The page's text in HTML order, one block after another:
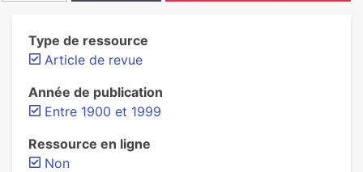
Type de ressource
Article de revue
Année de publication
Entre 1900 et 1999
Ressource en ligne
Non